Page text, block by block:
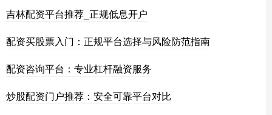
吉林配资平台推荐_正规低息开户
配资买股票入门：正规平台选择与风险防范指南
配资咨询平台：专业杠杆融资服务
炒股配资门户推荐：安全可靠平台对比